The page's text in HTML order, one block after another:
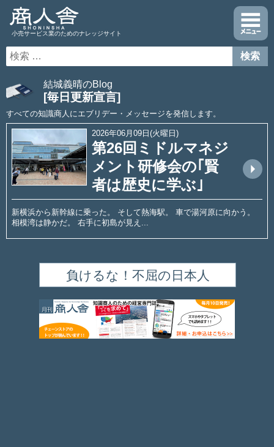
小売サービス業のためのナレッジサイト
結城義晴のBlog
[毎日更新宣言]
すべての知識商人にエブリデー・メッセージを発信します。
2026年06月09日(火曜日)
第26回ミドルマネジ
メント研修会の｢賢
者は歴史に学ぶ｣
arrow_drop_up
新横浜から新幹線に乗った。 そして熱海駅。 車で湯河原に向かう。
相模湾は静かだ。 右手に初島が見え...
負けるな！不屈の日本人